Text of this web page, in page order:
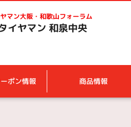
マン大阪・和歌山フォーラム
イヤマン 和泉中央
ポン情報 商品情報